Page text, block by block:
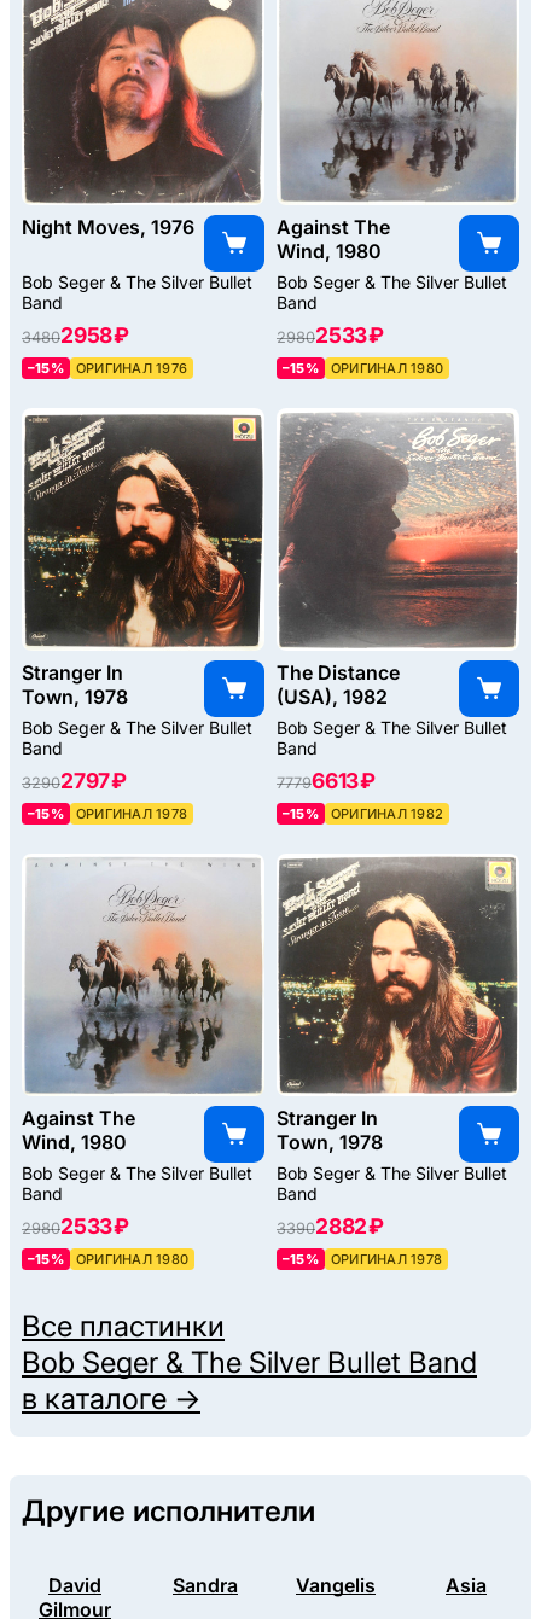
Night Moves, 1976
Bob Seger & The Silver Bullet
Band
34802958 ₽
–15% ОРИГИНАЛ 1976
Against The
Wind, 1980
Bob Seger & The Silver Bullet
Band
29802533 ₽
–15% ОРИГИНАЛ 1980
Stranger In
Town, 1978
Bob Seger & The Silver Bullet
Band
32902797 ₽
–15% ОРИГИНАЛ 1978
The Distance
(USA), 1982
Bob Seger & The Silver Bullet
Band
77796613 ₽
–15% ОРИГИНАЛ 1982
Against The
Wind, 1980
Bob Seger & The Silver Bullet
Band
29802533 ₽
–15% ОРИГИНАЛ 1980
Stranger In
Town, 1978
Bob Seger & The Silver Bullet
Band
33902882 ₽
–15% ОРИГИНАЛ 1978
Все пластинки
Bob Seger & The Silver Bullet Band
в каталоге →
Другие исполнители
David
Gilmour
Sandra Vangelis Asia